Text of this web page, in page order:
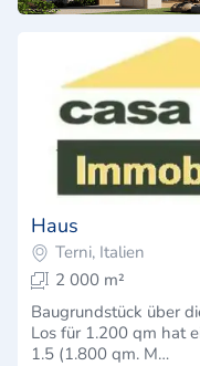
Haus
Terni, Italien
2 000 m²
Baugrundstück über
Los für 1.200 qm hat
1.5 (1.800 qm. M…